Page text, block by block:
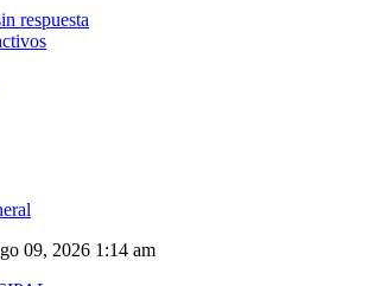
respuesta
09, 2026 1:14 am